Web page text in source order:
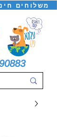
משלוחים חינם